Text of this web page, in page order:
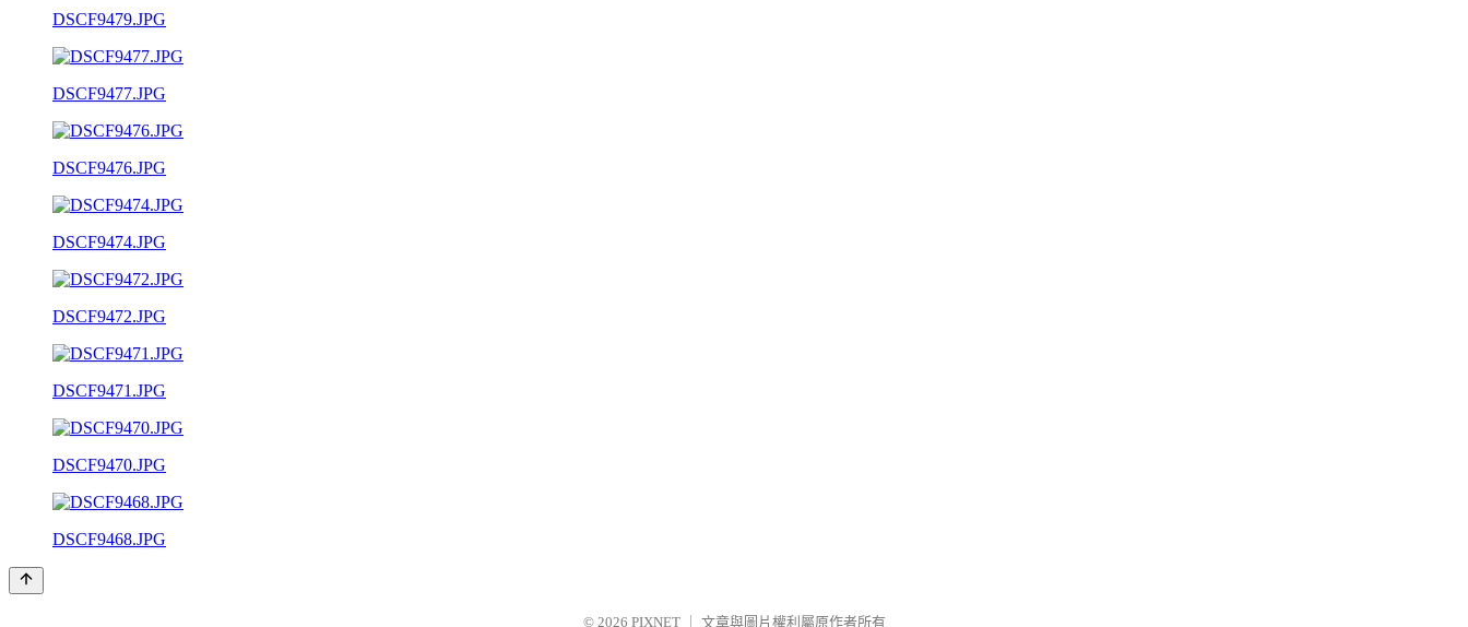
DSCF9479.JPG
DSCF9477.JPG
DSCF9476.JPG
DSCF9474.JPG
DSCF9472.JPG
DSCF9471.JPG
DSCF9470.JPG
DSCF9468.JPG
© 2026 PIXNET 文章與圖片權利屬原作者所有